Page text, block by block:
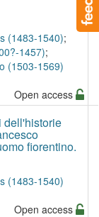
(1483-1540);
1457);
(1503-1569)
Open access
dell'historie
fiorentino.
(1483-1540)
Open access